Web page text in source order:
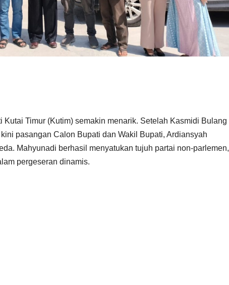
Timur (Kutim) semakin menarik. Setelah Kasmidi Bulang
pasangan Calon Bupati dan Wakil Bupati, Ardiansyah
Mahyunadi berhasil menyatukan tujuh partai non-parlemen,
pergeseran dinamis.